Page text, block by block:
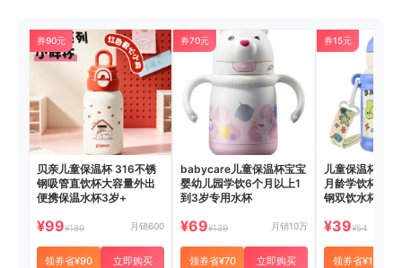
券90元
贝亲儿童保温杯 316不锈
钢吸管直饮杯大容量外出
便携保温水杯3岁+
¥99¥189 月销600
领券省¥90 立即购买
券70元
babycare儿童保温杯宝宝
婴幼儿园学饮6个月以上1
到3岁专用水杯
¥69¥139 月销10万
领券省¥70 立即购买
券15元
儿童保温杯宝
月龄学饮杯婴
钢双饮水杯
¥39¥54
领券省¥15